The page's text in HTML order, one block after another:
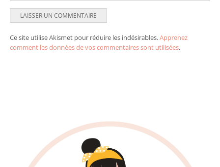
Ce site utilise Akismet pour réduire les indésirables.Apprenez
comment les données de vos commentaires sont utilisées.